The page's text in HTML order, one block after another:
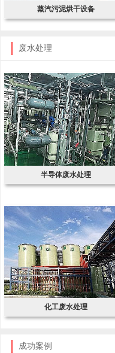
蒸汽污泥烘干设备
废水处理
半导体废水处理
化工废水处理
成功案例